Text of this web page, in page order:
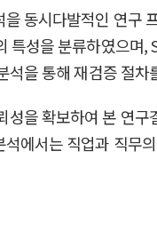
동시다발적인 연구
성을 분류하였으며
석을 통해 재검증 절
을 확보하여 본 연
에서는 직업과 직